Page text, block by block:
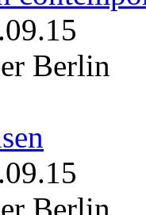
Berlin
Berlin